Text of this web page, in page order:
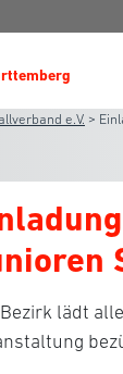
e.V. >
lädt